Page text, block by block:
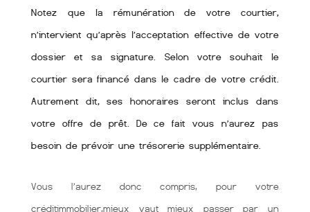
Notez que la rémunération de votre courtier,
n’intervient qu’après l’acceptation effective de votre
dossier et sa signature. Selon votre souhait le
courtier sera financé dans le cadre de votre crédit.
Autrement dit, ses honoraires seront inclus dans
votre offre de prêt. De ce fait vous n’aurez pas
besoin de prévoir une trésorerie supplémentaire.
Vous l’aurez donc compris, pour votre
créditimmobilier,mieux vaut mieux passer par un